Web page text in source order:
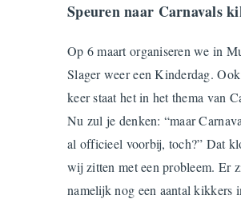
Speuren naar Carnavals
Op 6 maart organiseren we in
Slager weer een Kinderdag.
keer staat het in het thema van
Nu zul je denken: “maar
al officieel voorbij, toch?” Dat
wij zitten met een probleem. Er
namelijk nog een aantal kikkers